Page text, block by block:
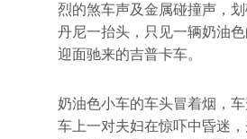
烈的煞车声及金属碰撞声，划
丹尼一抬头，只见一辆奶油
迎面驰来的吉普卡车。
奶油色小车的车头冒着烟，车
车上一对夫妇在惊吓中昏迷